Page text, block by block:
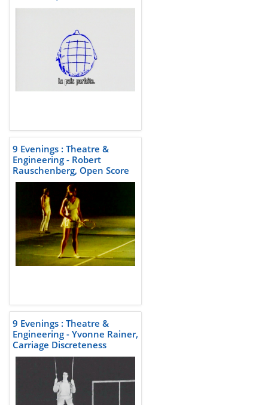
than Wine
9 Evenings : Theatre &
Engineering - Robert
Rauschenberg, Open Score
9 Evenings : Theatre &
Engineering - Yvonne Rainer,
Carriage Discreteness